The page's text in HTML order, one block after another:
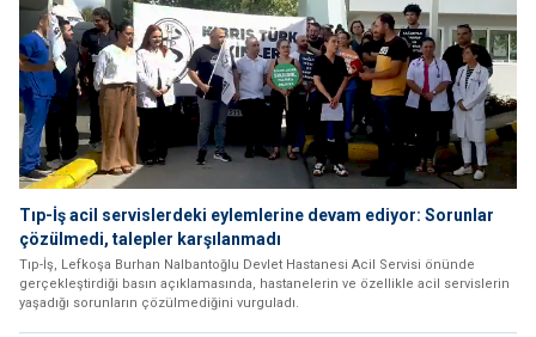
Tıp-İş acil servislerdeki eylemlerine devam ediyor: Sorunlar
çözülmedi, talepler karşılanmadı
Tıp-İş, Lefkoşa Burhan Nalbantoğlu Devlet Hastanesi Acil Servisi önünde
gerçekleştirdiği basın açıklamasında, hastanelerin ve özellikle acil servislerin
yaşadığı sorunların çözülmediğini vurguladı.